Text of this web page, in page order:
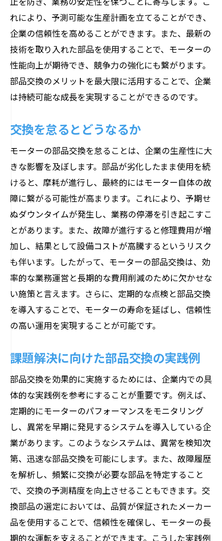
れにより、予測可能な生産計画を立てることができ、
企業の信頼性を高めることができます。また、最新の
技術を取り入れた部品を使用することで、モーターの
性能向上が期待でき、競争力の強化にも繋がります。
部品交換のメリットを最大限に活用することで、企業
は持続可能な成長を実現することができるのです。
交換を怠るとどうなるか
モーターの部品交換を怠ることは、企業の生産性に大
きな影響を及ぼします。部品が劣化したまま使用を続
けると、摩耗が進行し、最終的にはモーター自体の故
障に繋がる可能性が高まります。これにより、予期せ
ぬダウンタイムが発生し、業務の停滞を引き起こすこ
とがあります。また、故障が進行すると修理費用が増
加し、結果として設備コストが高騰するというリスク
も伴います。したがって、モーターの部品交換は、効
率的な業務運営と長期的な費用削減のために欠かせな
い施策と言えます。さらに、定期的な点検と部品交換
を導入することで、モーターの寿命を延ばし、信頼性
の高い運用を実現することが可能です。
課題解決に向けた部品交換の実践例
部品交換を効果的に実施するためには、企業内での具
体的な実践例を参考にすることが重要です。例えば、
定期的にモーターのパフォーマンスをモニタリング
し、異常を早期に発見するシステムを導入している企
業があります。このようなシステムは、異常を検知次
第、迅速な部品交換を可能にします。また、故障履歴
を解析し、頻繁に交換が必要な部品を特定すること
で、交換の予測精度を向上させることもできます。交
換部品の選定においては、品質が保証されたメーカー
品を使用することで、信頼性を確保し、モーターの長
期的な運転を支えることができます。こうした実践例